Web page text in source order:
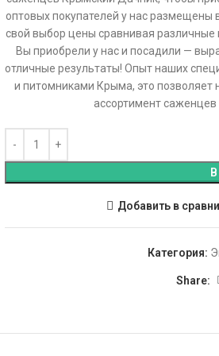
оптовых покупателей у нас размещены
свой выбор цены сравнивая
Вы приобрели у нас и посадили —
отличные результаты! Опыт наших
и питомниками Крыма, это позволяет
ассортимент
Добавить в
Категория:
Share: